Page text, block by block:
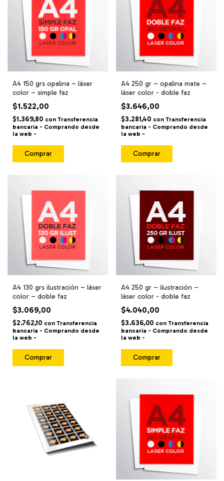
A4 150 grs opalina – láser
color – simple faz
$1.522,00
$1.369,80 con Transferencia
bancaria - Comprando desde
la web -
Comprar
A4 250 gr – opalina mate –
láser color - doble faz
$3.646,00
$3.281,40 con Transferencia
bancaria - Comprando desde
la web -
Comprar
A4 130 grs ilustración – láser
color – doble faz
$3.069,00
$2.762,10 con Transferencia
bancaria - Comprando desde
la web -
Comprar
A4 250 gr – ilustración –
láser color - doble faz
$4.040,00
$3.636,00 con Transferencia
bancaria - Comprando desde
la web -
Comprar